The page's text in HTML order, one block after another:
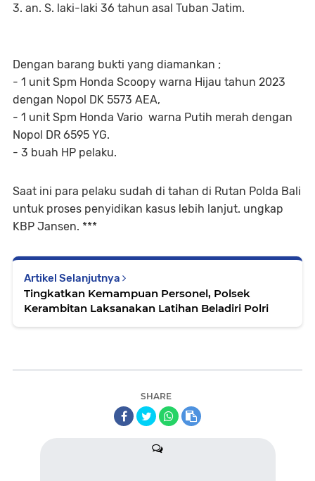
3. an. S. laki-laki 36 tahun asal Tuban Jatim.
Dengan barang bukti yang diamankan ;
- 1 unit Spm Honda Scoopy warna Hijau tahun 2023
dengan Nopol DK 5573 AEA,
- ⁠1 unit Spm Honda Vario warna Putih merah dengan
Nopol DR 6595 YG.
- 3 buah HP pelaku.
Saat ini para pelaku sudah di tahan di Rutan Polda Bali
untuk proses penyidikan kasus lebih lanjut. ungkap
KBP Jansen. ***
Artikel Selanjutnya
Tingkatkan Kemampuan Personel, Polsek
Kerambitan Laksanakan Latihan Beladiri Polri
SHARE